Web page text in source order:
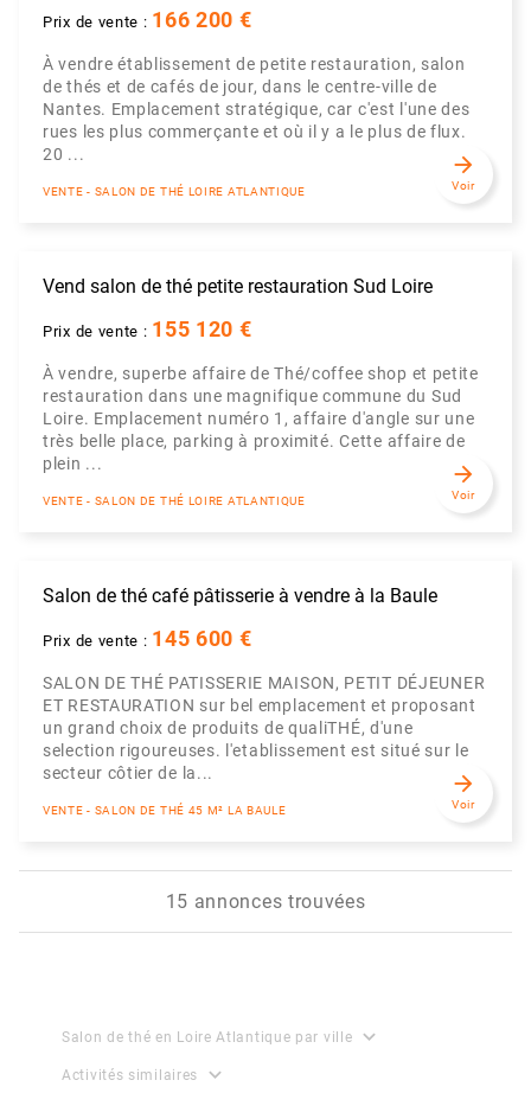
Prix de vente : 166 200 €
À vendre établissement de petite restauration, salon
de thés et de cafés de jour, dans le centre-ville de
Nantes. Emplacement stratégique, car c'est l'une des
rues les plus commerçante et où il y a le plus de flux.
20 ...
VENTE - SALON DE THÉ LOIRE ATLANTIQUE
arrow_forward
Voir
Vend salon de thé petite restauration Sud Loire
Prix de vente : 155 120 €
À vendre, superbe affaire de Thé/coffee shop et petite
restauration dans une magnifique commune du Sud
Loire. Emplacement numéro 1, affaire d'angle sur une
très belle place, parking à proximité. Cette affaire de
plein ...
VENTE - SALON DE THÉ LOIRE ATLANTIQUE
arrow_forward
Voir
Salon de thé café pâtisserie à vendre à la Baule
Prix de vente : 145 600 €
SALON DE THÉ PATISSERIE MAISON, PETIT DÉJEUNER
ET RESTAURATION sur bel emplacement et proposant
un grand choix de produits de qualiTHÉ, d'une
selection rigoureuses. l'etablissement est situé sur le
secteur côtier de la...
VENTE - SALON DE THÉ 45 M² LA BAULE
arrow_forward
Voir
15 annonces trouvées
Salon de thé en Loire Atlantique par ville expand_more
Activités similaires expand_more